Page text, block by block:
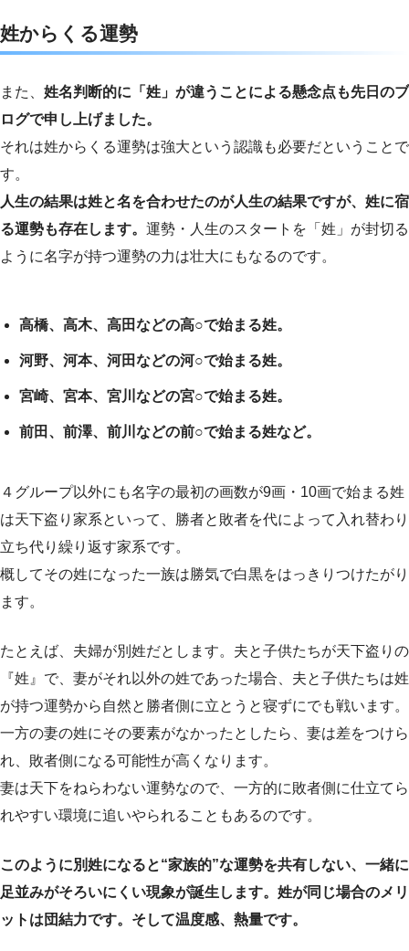
姓からくる運勢
また、 姓名判断的に「姓」が違うことによる懸念点も先日のブ
ログで申し上げました。
それは姓からくる運勢は強大という認識も必要だということで
す。
人生の結果は姓と名を合わせたのが人生の結果ですが、姓に宿
る運勢も存在します。 運勢・人生のスタートを「姓」が封切る
ように名字が持つ運勢の力は壮大にもなるのです。
高橋、高木、高田などの高○で始まる姓。
河野、河本、河田などの河○で始まる姓。
宮崎、宮本、宮川などの宮○で始まる姓。
前田、前澤、前川などの前○で始まる姓など。
４グループ以外にも名字の最初の画数が9画・10画で始まる姓
は天下盗り家系といって、勝者と敗者を代によって入れ替わり
立ち代り繰り返す家系です。
概してその姓になった一族は勝気で白黒をはっきりつけたがり
ます。
たとえば、夫婦が別姓だとします。夫と子供たちが天下盗りの
『姓』で、妻がそれ以外の姓であった場合、夫と子供たちは姓
が持つ運勢から自然と勝者側に立とうと寝ずにでも戦います。
一方の妻の姓にその要素がなかったとしたら、妻は差をつけら
れ、敗者側になる可能性が高くなります。
妻は天下をねらわない運勢なので、一方的に敗者側に仕立てら
れやすい環境に追いやられることもあるのです。
このように別姓になると“家族的”な運勢を共有しない、一緒に
足並みがそろいにくい現象が誕生します。姓が同じ場合のメリ
ットは団結力です。そして温度感、熱量です。